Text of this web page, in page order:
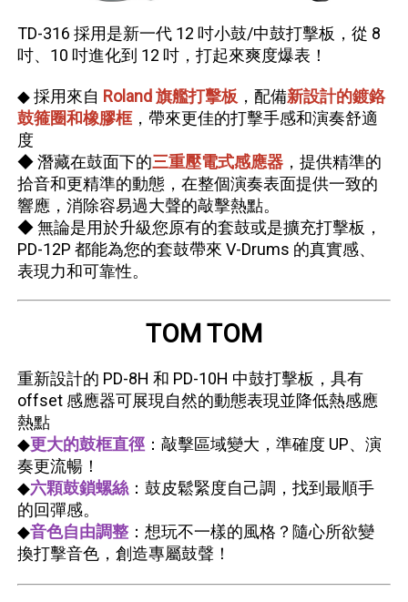
TD-316 採用是新一代 12 吋小鼓/中鼓打擊板，從 8
吋、10 吋進化到 12 吋，打起來爽度爆表！
◆ 採用來自 Roland 旗艦打擊板 ，配備新設計的鍍鉻
鼓箍圈和橡膠框，帶來更佳的打擊手感和演奏舒適
度
◆ 潛藏在鼓面下的三重壓電式感應器 ，提供精準的
拾音和更精準的動態，在整個演奏表面提供一致的
響應，消除容易過大聲的敲擊熱點。
◆ 無論是用於升級您原有的套鼓或是擴充打擊板，
PD-12P 都能為您的套鼓帶來 V-Drums 的真實感、
表現力和可靠性。
TOM TOM
重新設計的 PD-8H 和 PD-10H 中鼓打擊板，具有
offset 感應器可展現自然的動態表現並降低熱感應
熱點
◆更大的鼓框直徑 ：敲擊區域變大，準確度 UP、演
奏更流暢！
◆六顆鼓鎖螺絲：鼓皮鬆緊度自己調，找到最順手
的回彈感。
◆音色自由調整 ：想玩不一樣的風格？隨心所欲變
換打擊音色，創造專屬鼓聲！